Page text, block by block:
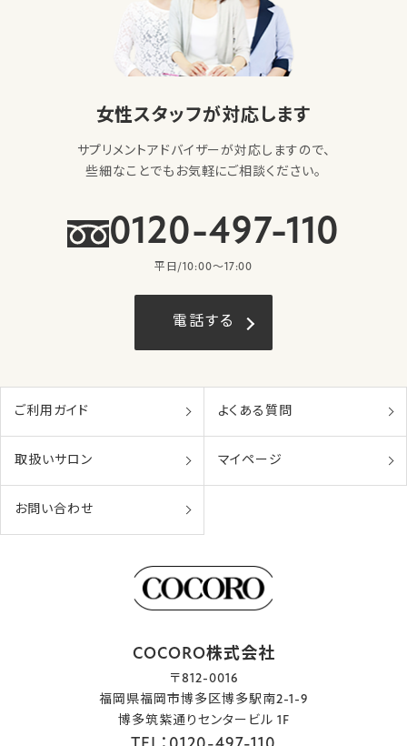
女性スタッフが対応します
サプリメントアドバイザーが対応しますので、
些細なことでもお気軽にご相談ください。
0120-497-110
平日/10:00〜17:00
電話する
ご利用ガイド よくある質問
取扱いサロン マイページ
お問い合わせ
COCORO株式会社
〒812-0016
福岡県福岡市博多区博多駅南2-1-9
博多筑紫通りセンタービル 1F